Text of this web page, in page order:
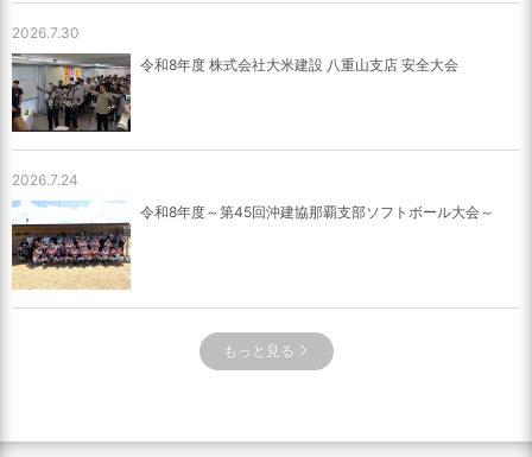
2026.7.30
令和8年度 株式会社大米建設 八重山支店 安全大会
2026.7.24
令和8年度～第45回沖建協那覇支部ソフトボール大会～
もっと見る